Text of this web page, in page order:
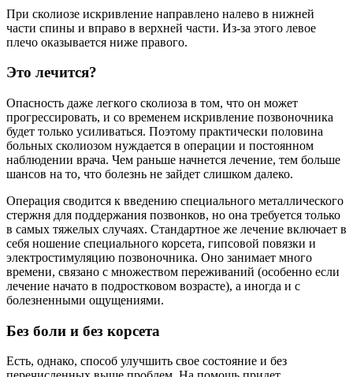
При сколиозе искривление направлено налево в нижней
части спины и вправо в верхней части. Из-за этого левое
плечо оказывается ниже правого.
Это лечится?
Опасность даже легкого сколиоза в том, что он может
прогрессировать, и со временем искривление позвоночника
будет только усиливаться. Поэтому практически половина
больных сколиозом нуждается в операции и постоянном
наблюдении врача. Чем раньше начнется лечение, тем больше
шансов на то, что болезнь не зайдет слишком далеко.
Операция сводится к введению специального металлического
стержня для поддержания позвонков, но она требуется только
в самых тяжелых случаях. Стандартное же лечение включает в
себя ношение специального корсета, гипсовой повязки и
электростимуляцию позвоночника. Оно занимает много
времени, связано с множеством переживаний (особенно если
лечение начато в подростковом возрасте), а иногда и с
болезненными ощущениями.
Без боли и без корсета
Есть, однако, способ улучшить свое состояние и без